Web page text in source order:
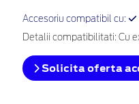
Accesoriu compatibil cu:
Detalii compatibilitati: Cu
Solicita oferta